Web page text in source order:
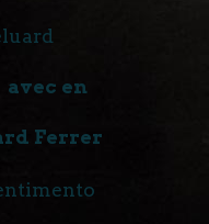
avec en
Ferrer